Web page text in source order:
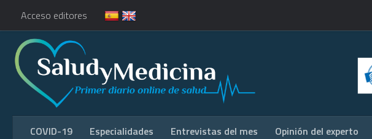
Acceso editores
COVID-19 Especialidades Entrevistas del mes Opinión del experto